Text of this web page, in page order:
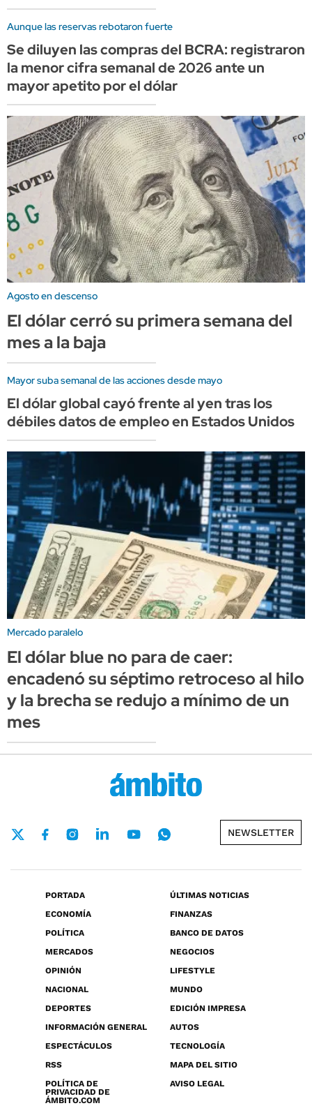
Aunque las reservas rebotaron fuerte
Se diluyen las compras del BCRA: registraron
la menor cifra semanal de 2026 ante un
mayor apetito por el dólar
Agosto en descenso
El dólar cerró su primera semana del
mes a la baja
Mayor suba semanal de las acciones desde mayo
El dólar global cayó frente al yen tras los
débiles datos de empleo en Estados Unidos
Mercado paralelo
El dólar blue no para de caer:
encadenó su séptimo retroceso al hilo
y la brecha se redujo a mínimo de un
mes
NEWSLETTER
PORTADA
ÚLTIMAS NOTICIAS
ECONOMÍA
FINANZAS
POLÍTICA
BANCO DE DATOS
MERCADOS
NEGOCIOS
OPINIÓN
LIFESTYLE
NACIONAL
MUNDO
DEPORTES
EDICIÓN IMPRESA
INFORMACIÓN GENERAL
AUTOS
ESPECTÁCULOS
TECNOLOGÍA
RSS
MAPA DEL SITIO
POLÍTICA DE
PRIVACIDAD DE
ÁMBITO.COM
AVISO LEGAL